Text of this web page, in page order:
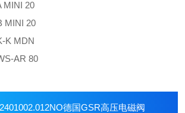
MINI 20
MINI 20
K MDN
AR 80
德国GSR高压电磁阀